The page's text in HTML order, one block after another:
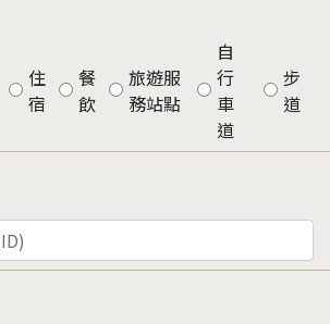
住
宿
餐
飲
旅遊服
務站點
自
行
車
道
步
道